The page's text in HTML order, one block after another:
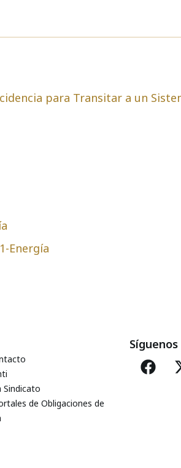
para Transitar a un
Energía
Sindicato
de Obligaciones de
Síguenos